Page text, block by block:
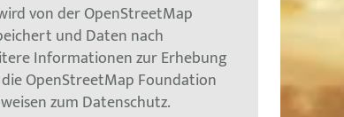
von der OpenStreetMap
und Daten nach
Informationen zur Erhebung
OpenStreetMap Foundation
zum Datenschutz.